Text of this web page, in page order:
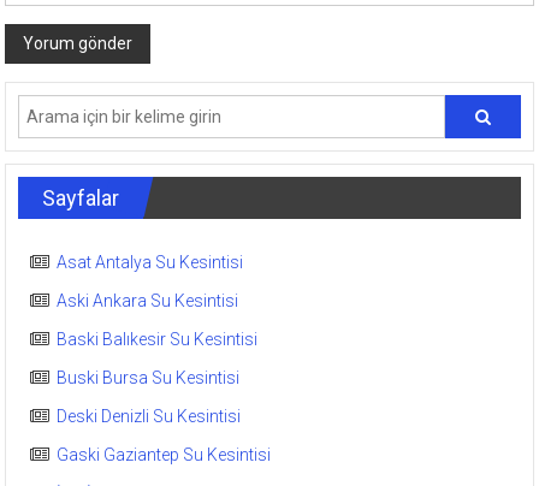
Sayfalar
Asat Antalya Su Kesintisi
Aski Ankara Su Kesintisi
Baski Balıkesir Su Kesintisi
Buski Bursa Su Kesintisi
Deski Denizli Su Kesintisi
Gaski Gaziantep Su Kesintisi